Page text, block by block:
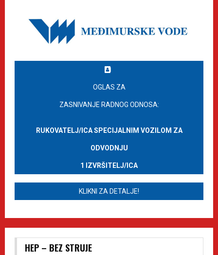
OGLAS ZA
ZASNIVANJE RADNOG ODNOSA:
RUKOVATELJ/ICA SPECIJALNIM VOZILOM ZA
ODVODNJU
1 IZVRŠITELJ/ICA
KLIKNI ZA DETALJE!
HEP – BEZ STRUJE